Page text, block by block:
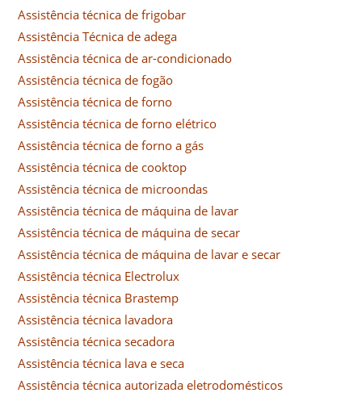
Assistência técnica de frigobar
Assistência Técnica de adega
Assistência técnica de ar-condicionado
Assistência técnica de fogão
Assistência técnica de forno
Assistência técnica de forno elétrico
Assistência técnica de forno a gás
Assistência técnica de cooktop
Assistência técnica de microondas
Assistência técnica de máquina de lavar
Assistência técnica de máquina de secar
Assistência técnica de máquina de lavar e secar
Assistência técnica Electrolux
Assistência técnica Brastemp
Assistência técnica lavadora
Assistência técnica secadora
Assistência técnica lava e seca
Assistência técnica autorizada eletrodomésticos